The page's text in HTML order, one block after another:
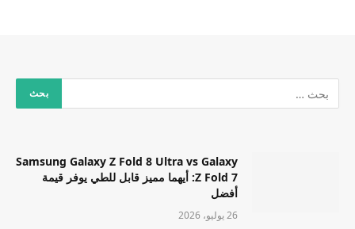
Samsung Galaxy Z Fold 8 Ultra vs Galaxy
Z Fold 7: أيهما مميز قابل للطي يوفر قيمة
أفضل
26 يوليو، 2026